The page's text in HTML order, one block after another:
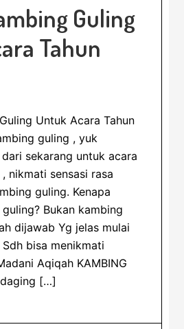
Guling
Tahun
Untuk Acara Tahun
guling , yuk
sekarang untuk acara
nikmati sensasi rasa
guling. Kenapa
Bukan kambing
dijawab Yg jelas mulai
bisa menikmati
Aqiqah KAMBING
daging […]